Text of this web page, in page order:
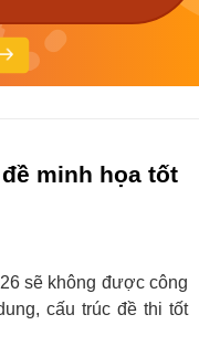
minh họa tốt
sẽ không được công
cấu trúc đề thi tốt